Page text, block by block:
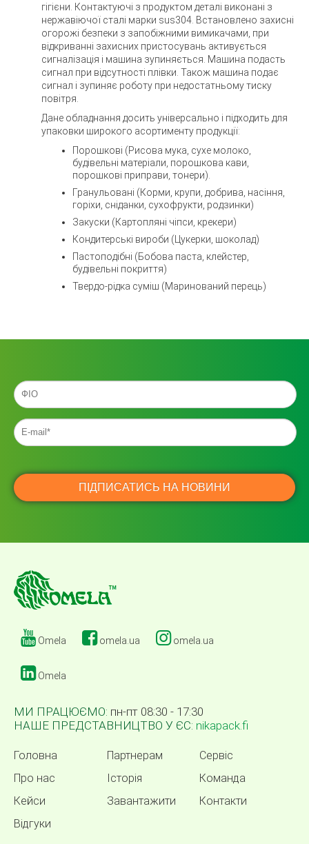
гігієни. Контактуючі з продуктом деталі виконані з
нержавіючої сталі марки sus304. Встановлено захисні
огорожі безпеки з запобіжними вимикачами, при
відкриванні захисних пристосувань активується
сигналізація і машина зупиняється. Машина подасть
сигнал при відсутності плівки. Також машина подає
сигнал і зупиняє роботу при недостатньому тиску
повітря.
Дане обладнання досить універсально і підходить для
упаковки широкого асортименту продукції:
Порошкові (Рисова мука, сухе молоко,
будівельні матеріали, порошкова кави,
порошкові приправи, тонери).
Гранульовані (Корми, крупи, добрива, насіння,
горіхи, сніданки, сухофрукти, родзинки)
Закуски (Картопляні чіпси, крекери)
Кондитерські вироби (Цукерки, шоколад)
Пастоподібні (Бобова паста, клейстер,
будівельні покриття)
Твердо-рідка суміш (Маринований перець)
Omela omela.ua omela.ua
Omela
МИ ПРАЦЮЄМО: пн-пт 08:30 - 17:30
НАШЕ ПРЕДСТАВНИЦТВО У ЄС: nikapack.fi
Головна Партнерам
Сервіс
Про нас
Історія
Команда
Кейси
Завантажити
Контакти
Відгуки